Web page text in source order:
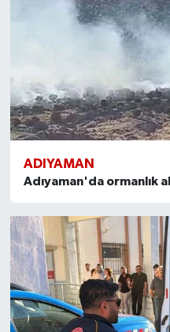
ADIYAMAN
Adıyaman'da ormanlık